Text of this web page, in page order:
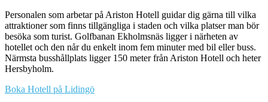
Personalen som arbetar på Ariston Hotell guidar dig gärna till vilka
attraktioner som finns tillgängliga i staden och vilka platser man bör
besöka som turist. Golfbanan Ekholmsnäs ligger i närheten av
hotellet och den når du enkelt inom fem minuter med bil eller buss.
Närmsta busshållplats ligger 150 meter från Ariston Hotell och heter
Hersbyholm.
Boka Hotell på Lidingö